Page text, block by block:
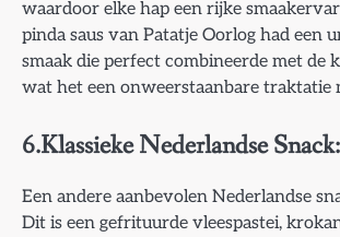
waardoor elke hap een rijke
pinda saus van Patatje Oorlog had een
smaak die perfect combineerde met de
wat het een onweerstaanbare traktatie
6.Klassieke Nederlandse
Een andere aanbevolen Nederlandse
Dit is een gefrituurde vleespastei,